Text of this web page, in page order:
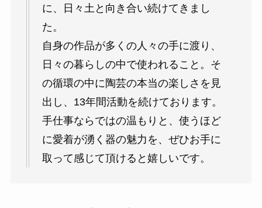
に、日々土と向き合い続けてきまし
た。
自身の作品が多くの人々の手に渡り、
日々の暮らしの中で使われること。そ
の循環の中に陶芸の本当の楽しさを見
出し、13年間活動を続けております。
手仕事ならではの温もりと、使うほど
に愛着が湧く器の魅力を、ぜひお手に
取って感じて頂けると嬉しいです。